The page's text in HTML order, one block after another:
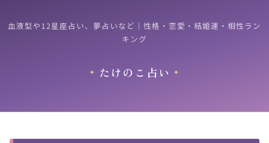
血液型や12星座占い、夢占いなど｜性格・恋愛・結婚運・相性ラン
キング
たけのこ占い